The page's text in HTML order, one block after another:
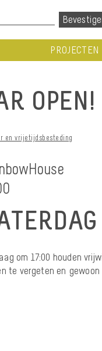
PROJECTEN
OPEN!
en vrijetijdsbesteding
om 17:00 houden
te vergeten en